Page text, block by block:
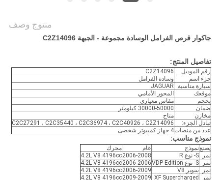
منتوج وصف
جاكوار قرص الفرامل الوسادة مجموعة - الجبهة C2Z14096
تفاصيل المنتج:
رقم الموديل
C2Z14096
جزء اسم
وسادة الفرامل
سيارة مناسبة
JAGUAR
موقعك
المحور الأمامي
بحجم
مقاس معياري
ضمان
30000-50000 كيلومتر
مخازن
متاح
تبادل الجزء:
C2C27291 ، C2C35440 ، C2C36974 ، C2C40926 ، C2Z14096
عدد من منصات4 جهاز كمبيوتر شخصى
نموذج مناسب:
يصنعنموذج عام
محرك
نمر
S- نوع R 2006-2008
4.2L V8 4196cc
نمر
S- نوع VDP Edition 2006-2006
4.2L V8 4196cc
نمر
سوبر V8 2006-2009
4.2L V8 4196cc
نمر
XF Supercharged
2009-2009
4.2L V8 4196cc